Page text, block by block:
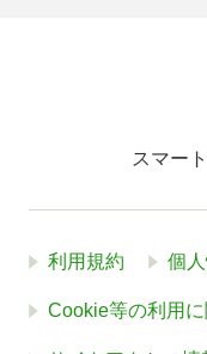
スマー
利用規約 個
Cookie等の利用